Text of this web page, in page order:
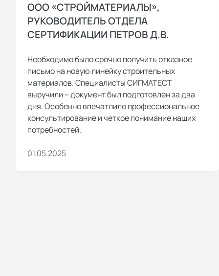
ООО «СТРОЙМАТЕРИАЛЫ»,
РУКОВОДИТЕЛЬ ОТДЕЛА
СЕРТИФИКАЦИИ ПЕТРОВ Д.В.
Необходимо было срочно получить отказное
письмо на новую линейку строительных
материалов. Специалисты СИГМАТЕСТ
выручили – документ был подготовлен за два
дня. Особенно впечатлило профессиональное
консультирование и четкое понимание наших
потребностей.
01.05.2025